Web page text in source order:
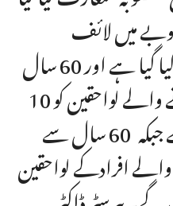
میں لائف
انشورنس پروگرام شروع کیا گیا ہے اور 60 سال
سے کم عمر میں وفات پانے والے لواحقین کو 10
لاکھ روپے دئیے جائیں گے جبکہ 60 سال سے
افرادکے لواحقین